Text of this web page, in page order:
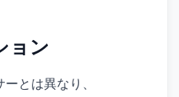
ョン
とは異なり、